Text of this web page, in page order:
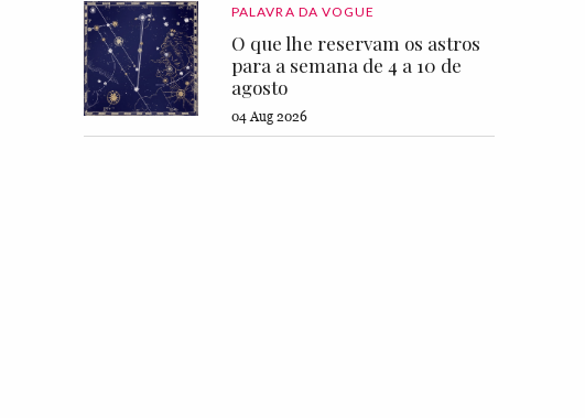
PALAVRA DA VOGUE
O que lhe reservam os astros
para a semana de 4 a 10 de
agosto
04 Aug 2026